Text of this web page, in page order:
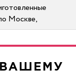
Москве,
посредников;